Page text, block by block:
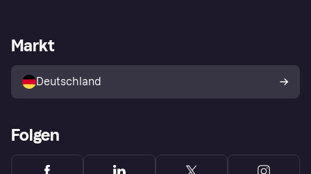
Klarna App
Shops entdecken
Käuferschutzrichtlinie
Dein Widerrufsrecht
Händlerportal
Markt
Deutschland
Folgen